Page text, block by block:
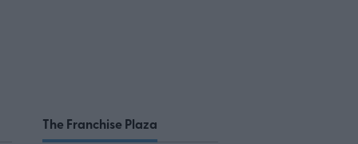
The Franchise Plaza